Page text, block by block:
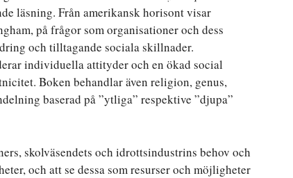
läsning. Från amerikansk horisont visar
på frågor som organisationer och dess
och tilltagande sociala skillnader.
individuella attityder och en ökad social
Boken behandlar även religion, genus,
baserad på ”ytliga” respektive ”djupa”
skolväsendets och idrottsindustrins behov och
och att se dessa som resurser och möjligheter